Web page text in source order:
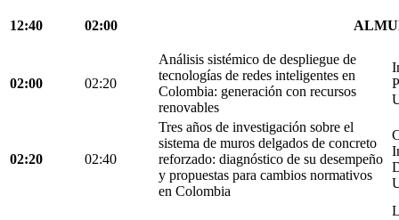
12:40 02:00
02:00 02:20
Análisis sistémico de despliegue de
tecnologías de redes inteligentes en
Colombia: generación con recursos
renovables
02:20 02:40
Tres años de investigación sobre el
sistema de muros delgados de concreto
reforzado: diagnóstico de su desempeño
y propuestas para cambios normativos
en Colombia